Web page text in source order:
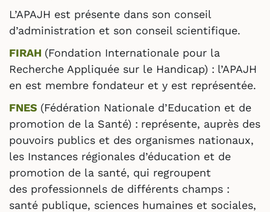
L’APAJH est présente dans son conseil
d’administration et son conseil scientifique.
FIRAH (Fondation Internationale pour la
Recherche Appliquée sur le Handicap) : l’APAJH
en est membre fondateur et y est représentée.
FNES (Fédération Nationale d’Education et de
promotion de la Santé) : représente, auprès des
pouvoirs publics et des organismes nationaux,
les Instances régionales d’éducation et de
promotion de la santé, qui regroupent
des professionnels de différents champs :
santé publique, sciences humaines et sociales,